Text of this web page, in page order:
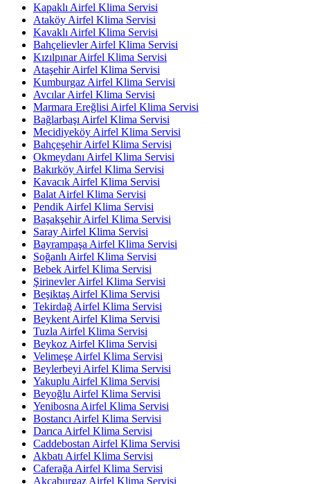
Kapaklı Airfel Klima Servisi
Ataköy Airfel Klima Servisi
Kavaklı Airfel Klima Servisi
Bahçelievler Airfel Klima Servisi
Kızılpınar Airfel Klima Servisi
Ataşehir Airfel Klima Servisi
Kumburgaz Airfel Klima Servisi
Avcılar Airfel Klima Servisi
Marmara Ereğlisi Airfel Klima Servisi
Bağlarbaşı Airfel Klima Servisi
Mecidiyeköy Airfel Klima Servisi
Bahçeşehir Airfel Klima Servisi
Okmeydanı Airfel Klima Servisi
Bakırköy Airfel Klima Servisi
Kavacık Airfel Klima Servisi
Balat Airfel Klima Servisi
Pendik Airfel Klima Servisi
Başakşehir Airfel Klima Servisi
Saray Airfel Klima Servisi
Bayrampaşa Airfel Klima Servisi
Soğanlı Airfel Klima Servisi
Bebek Airfel Klima Servisi
Şirinevler Airfel Klima Servisi
Beşiktaş Airfel Klima Servisi
Tekirdağ Airfel Klima Servisi
Beykent Airfel Klima Servisi
Tuzla Airfel Klima Servisi
Beykoz Airfel Klima Servisi
Velimeşe Airfel Klima Servisi
Beylerbeyi Airfel Klima Servisi
Yakuplu Airfel Klima Servisi
Beyoğlu Airfel Klima Servisi
Yenibosna Airfel Klima Servisi
Bostancı Airfel Klima Servisi
Darıca Airfel Klima Servisi
Caddebostan Airfel Klima Servisi
Akbatı Airfel Klima Servisi
Caferağa Airfel Klima Servisi
Akçaburgaz Airfel Klima Servisi